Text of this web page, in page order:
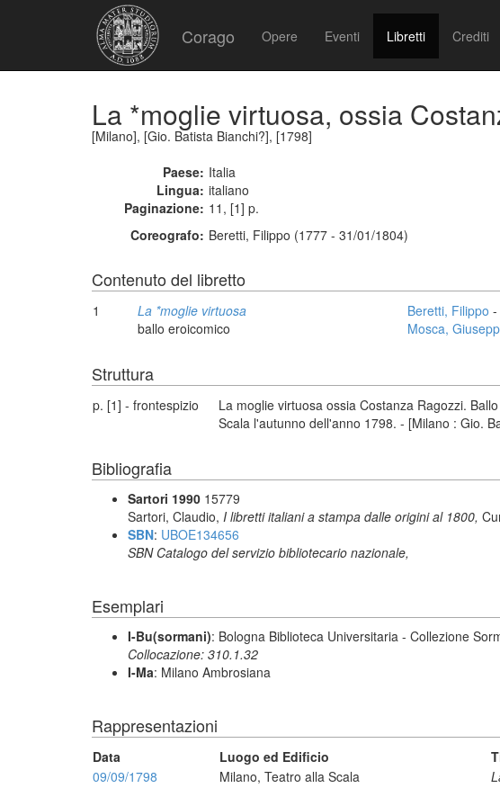
Corago Opere Eventi Libretti Crediti
La *moglie virtuosa, ossia
[Milano], [Gio. Batista Bianchi?], [1798]
Paese: Italia
Lingua: italiano
Paginazione: 11, [1] p.
Coreografo: Beretti, Filippo (1777 - 31/01/1804)
Contenuto del libretto
1
La *moglie virtuosa
ballo eroicomico
Beretti, Filippo -
Mosca,
Struttura
p. [1] - frontespizio
La moglie virtuosa ossia Costanza Ragozzi.
Scala l'autunno dell'anno 1798. - [Milano : Gio.
Bibliografia
Sartori 1990 15779
Sartori, Claudio, I libretti italiani a stampa dalle origini al 1800,
SBN: UBOE134656
SBN Catalogo del servizio bibliotecario nazionale,
Esemplari
I-Bu(sormani): Bologna Biblioteca Universitaria - Collezione
Collocazione: 310.1.32
I-Ma: Milano Ambrosiana
Rappresentazioni
Data Luogo ed Edificio
09/09/1798
Milano, Teatro alla Scala